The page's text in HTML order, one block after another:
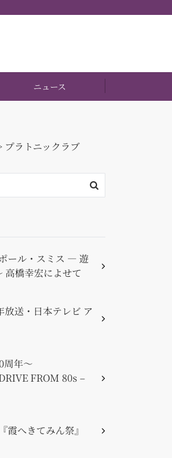
ニュース
プラトニックラブ
ール・スミス ― 遊
高橋幸宏によせて
放送・日本テレビ ア
周年〜
FROM 80s –
霞へきてみん祭』